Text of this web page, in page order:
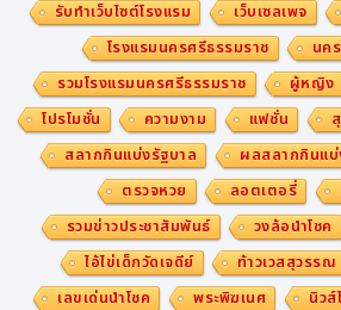
รับทำเว็บไซต์โรงแรม
เว็บเซลเพจ
โรงแรมนครศรีธรรมราช
นค
รวมโรงแรมนครศรีธรรมราช
ผู้หญิง
โปรโมชั่น
ความงาม แฟชั่น
สลากกินแบ่งรัฐบาล
ผลสลากกินแบ่
ตรวจหวย
ลอตเตอรี่
รวมข่าวประชาสัมพันธ์
วงล้อนำโชค
ไอ้ไข่เด็กวัดเจดีย์
ท้าวเวสสุวรรณ
เลขเด่นนำโชค
พระพิฆเนศ นิวส์